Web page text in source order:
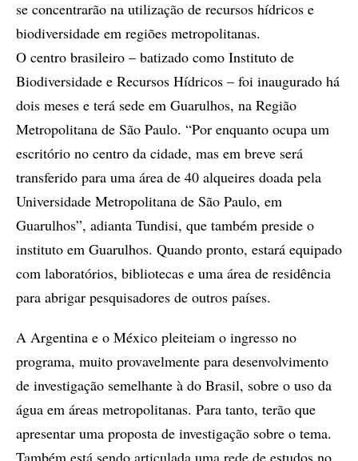
se concentrarão na utilização de recursos hídricos e
biodiversidade em regiões metropolitanas.
O centro brasileiro – batizado como Instituto de
Biodiversidade e Recursos Hídricos – foi inaugurado há
dois meses e terá sede em Guarulhos, na Região
Metropolitana de São Paulo. “Por enquanto ocupa um
escritório no centro da cidade, mas em breve será
transferido para uma área de 40 alqueires doada pela
Universidade Metropolitana de São Paulo, em
Guarulhos”, adianta Tundisi, que também preside o
instituto em Guarulhos. Quando pronto, estará equipado
com laboratórios, bibliotecas e uma área de residência
para abrigar pesquisadores de outros países.
A Argentina e o México pleiteiam o ingresso no
programa, muito provavelmente para desenvolvimento
de investigação semelhante à do Brasil, sobre o uso da
água em áreas metropolitanas. Para tanto, terão que
apresentar uma proposta de investigação sobre o tema.
Também está sendo articulada uma rede de estudos no